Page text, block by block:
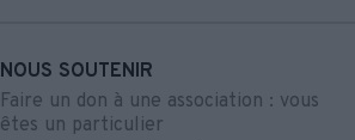
NOUS SOUTENIR
Faire un don à une association : vous
êtes un particulier